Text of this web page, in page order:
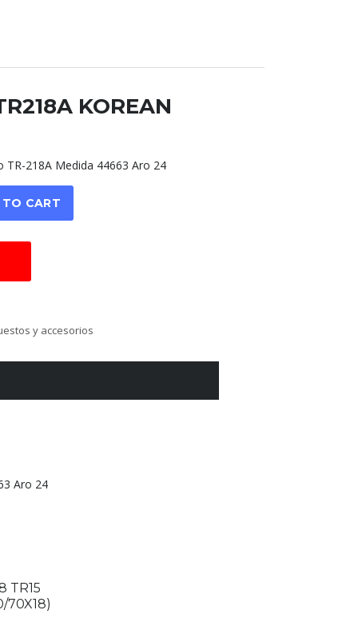
KOREAN
TR-218A Medida 44663 Aro 24
CART
y accesorios
Aro 24
TR15
70X18)